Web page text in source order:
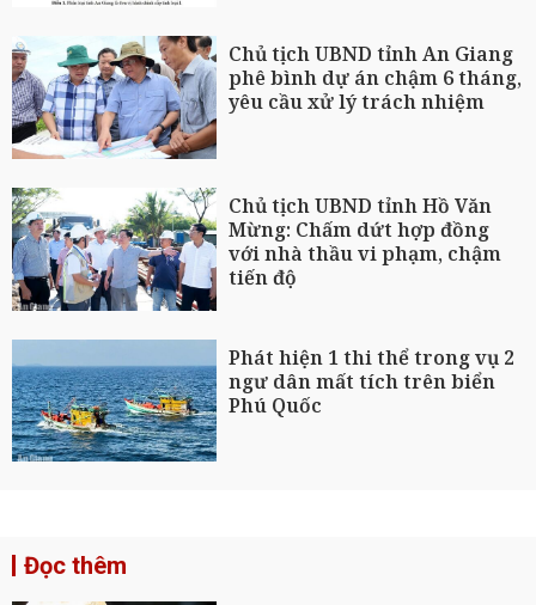
Chủ tịch UBND tỉnh An Giang
phê bình dự án chậm 6 tháng,
yêu cầu xử lý trách nhiệm
Chủ tịch UBND tỉnh Hồ Văn
Mừng: Chấm dứt hợp đồng
với nhà thầu vi phạm, chậm
tiến độ
Phát hiện 1 thi thể trong vụ 2
ngư dân mất tích trên biển
Phú Quốc
Đọc thêm